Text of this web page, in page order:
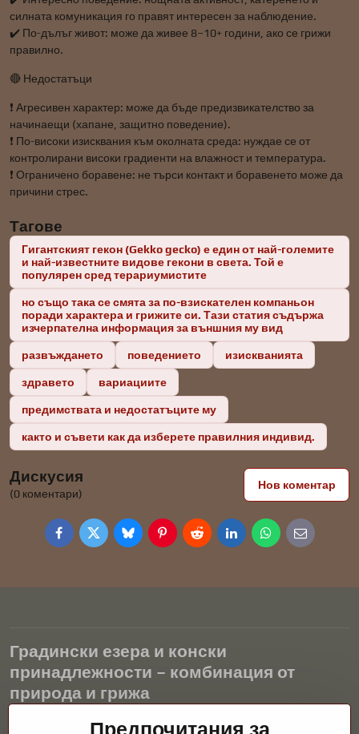
силната комуникация го правят интересен за наблюдение.
✔️ По-дълъг живот: може да живее 8–10+ години, ако се грижи
правилно.
🔴 Недостатъци
❗ Агресивен характер: може да бъде предизвикателство за
начинаещи (хапане, защитно поведение).
❗ По-високи изисквания към околната среда: нуждае се от
контролирани високи градиенти на влажност и температура.
❗ Ограничено боравене: не търси контакт и боравенето може да
причини стрес.
Тагове
Гигантският гекон (Gekko gecko) е един от най-големите
и най-известните видове гекони в света. Той е
популярен сред терариумистите
но също така се смята за по-взискателен компаньон
поради характера и грижите си. Тази статия съдържа
изчерпателна информация за външния му вид
развъждането поведението изискванията
здравето вариациите
предимствата и недостатъците му
както и съвети как да изберете правилния индивид.
Дискусия
(0 коментари)
Нов коментар
FacebookTwitterBlueskyPinterestRedditLinkedInWhatsApp
E-
mail
Градински езера и конски
принадлежности – комбинация от
природа и грижа
Градинските езера са красиво допълнение към всеки екстериор
Предпочитания за